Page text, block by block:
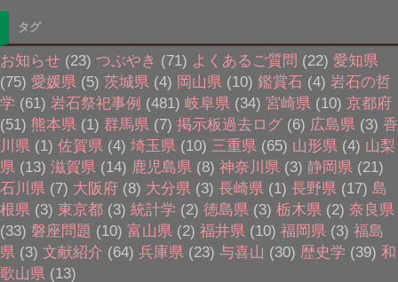
タグ
お知らせ (23) つぶやき (71) よくあるご質問 (22) 愛知県
(75) 愛媛県 (5) 茨城県 (4) 岡山県 (10) 鑑賞石 (4) 岩石の哲
学 (61) 岩石祭祀事例 (481) 岐阜県 (34) 宮崎県 (10) 京都府
(51) 熊本県 (1) 群馬県 (7) 掲示板過去ログ (6) 広島県 (3) 香
川県 (1) 佐賀県 (4) 埼玉県 (10) 三重県 (65) 山形県 (4) 山梨
県 (13) 滋賀県 (14) 鹿児島県 (8) 神奈川県 (3) 静岡県 (21)
石川県 (7) 大阪府 (8) 大分県 (3) 長崎県 (1) 長野県 (17) 島
根県 (3) 東京都 (3) 統計学 (2) 徳島県 (3) 栃木県 (2) 奈良県
(33) 磐座問題 (10) 富山県 (2) 福井県 (10) 福岡県 (3) 福島
県 (3) 文献紹介 (64) 兵庫県 (23) 与喜山 (30) 歴史学 (39) 和
歌山県 (13)